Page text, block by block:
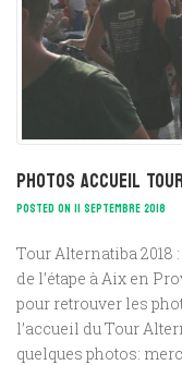
Photos accueil
POSTED ON 11 SEPTEMBRE 2018
Tour Alternatiba 2018
de l’étape à Aix en
pour retrouver les
l’accueil du Tour
quelques photos: